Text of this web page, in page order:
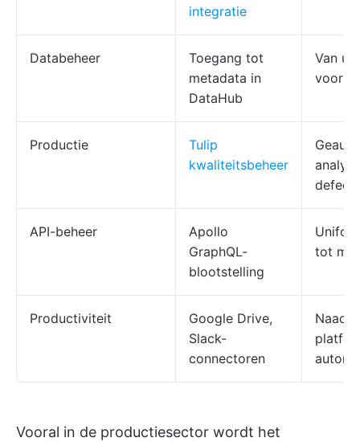
integratie
Databeheer
Toegang tot
metadata in
DataHub
Van
voor
Productie
Tulip
kwaliteitsbeheer
API-beheer
Apollo
GraphQL-
blootstelling
tot
Productiviteit
Google Drive,
Slack-
connectoren
Vooral in de productiesector wordt het